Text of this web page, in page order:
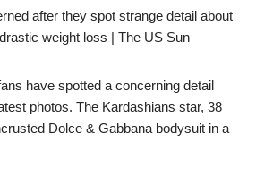
after they spot strange detail about
weight loss | The US Sun
have spotted a concerning detail
photos. The Kardashians star, 38
Dolce & Gabbana bodysuit in a